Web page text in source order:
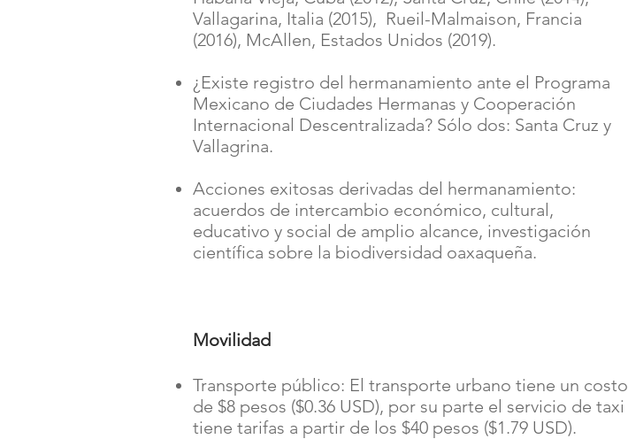
Vallagarina, Italia (2015), Rueil-Malmaison, Francia
(2016), McAllen, Estados Unidos (2019).
¿Existe registro del hermanamiento ante el Programa
Mexicano de Ciudades Hermanas y Cooperación
Internacional Descentralizada? Sólo dos: Santa Cruz y
Vallagrina.
Acciones exitosas derivadas del hermanamiento:
acuerdos de intercambio económico, cultural,
educativo y social de amplio alcance, investigación
científica sobre la biodiversidad oaxaqueña.
Movilidad
Transporte público: El transporte urbano tiene un costo
de $8 pesos ($0.36 USD), por su parte el servicio de taxi
tiene tarifas a partir de los $40 pesos ($1.79 USD).